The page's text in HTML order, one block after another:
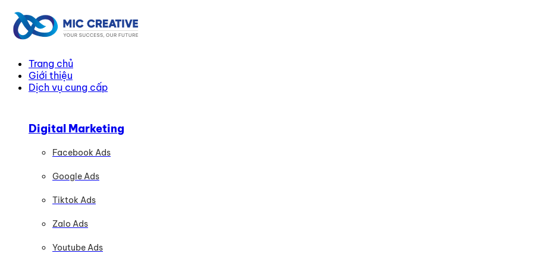
Trang chủ
Giới thiệu
Dịch vụ cung cấp
Digital Marketing
Facebook Ads
Google Ads
Tiktok Ads
Zalo Ads
Youtube Ads